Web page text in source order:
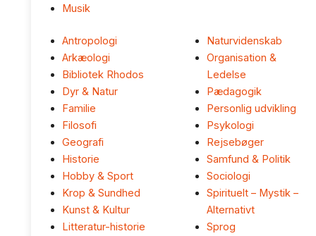
Musik
Antropologi
Arkæologi
Bibliotek Rhodos
Dyr & Natur
Familie
Filosofi
Geografi
Historie
Hobby & Sport
Krop & Sundhed
Kunst & Kultur
Litteratur-historie
Naturvidenskab
Organisation &
Ledelse
Pædagogik
Personlig udvikling
Psykologi
Rejsebøger
Samfund & Politik
Sociologi
Spirituelt – Mystik –
Alternativt
Sprog